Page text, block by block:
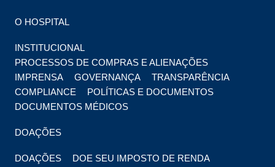
O HOSPITAL
INSTITUCIONAL
PROCESSOS DE COMPRAS E ALIENAÇÕES
IMPRENSA
GOVERNANÇA
TRANSPARÊNCIA
COMPLIANCE
POLÍTICAS E DOCUMENTOS
DOCUMENTOS MÉDICOS
DOAÇÕES
DOAÇÕES DOE SEU IMPOSTO DE RENDA